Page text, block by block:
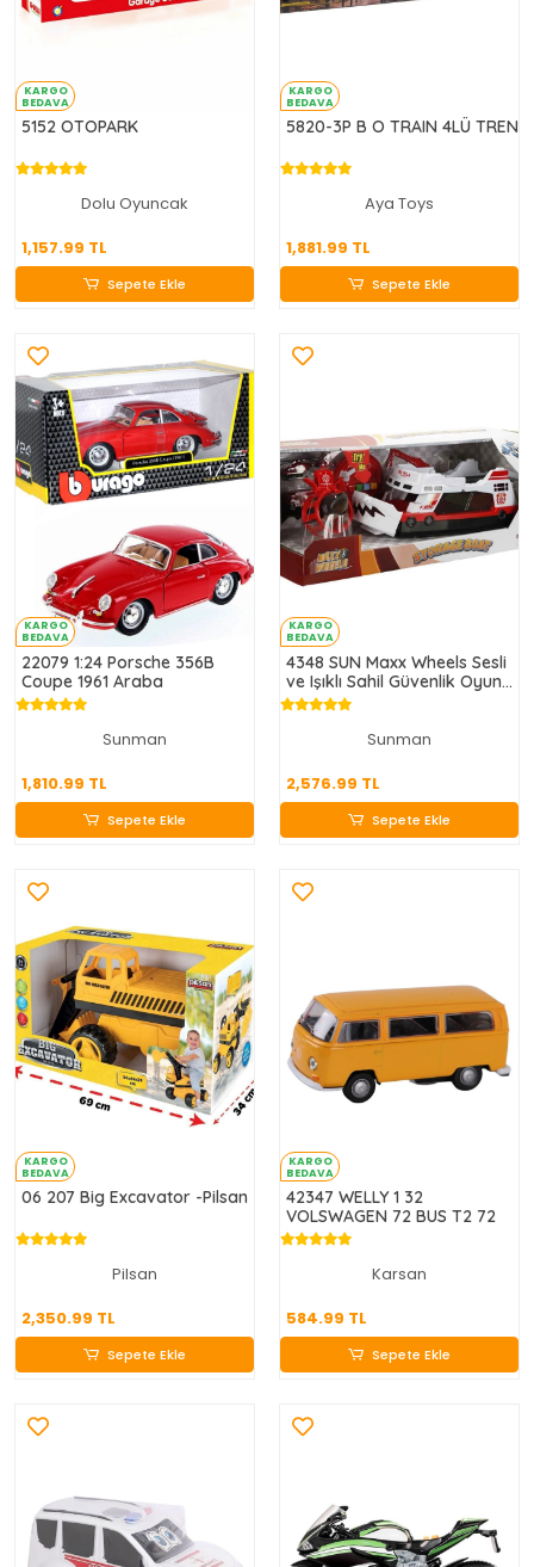
KARGO
BEDAVA
5152 OTOPARK
Dolu Oyuncak
1,157.99 TL
1,157.99 TL
Sepete Ekle
Sepete Ekle
KARGO
BEDAVA
5820-3P B O TRAIN 4LÜ TREN
Aya Toys
1,881.99 TL
1,881.99 TL
Sepete Ekle
Sepete Ekle
KARGO
BEDAVA
22079 1:24 Porsche 356B
Coupe 1961 Araba
Sunman
1,810.99 TL
1,810.99 TL
Sepete Ekle
Sepete Ekle
KARGO
BEDAVA
4348 SUN Maxx Wheels Sesli
ve Işıklı Sahil Güvenlik Oyun
Seti
Sunman
2,576.99 TL
2,576.99 TL
Sepete Ekle
Sepete Ekle
KARGO
BEDAVA
06 207 Big Excavator -Pilsan
Pilsan
2,350.99 TL
2,350.99 TL
Sepete Ekle
Sepete Ekle
KARGO
BEDAVA
42347 WELLY 1 32
VOLSWAGEN 72 BUS T2 72
Karsan
584.99 TL
584.99 TL
Sepete Ekle